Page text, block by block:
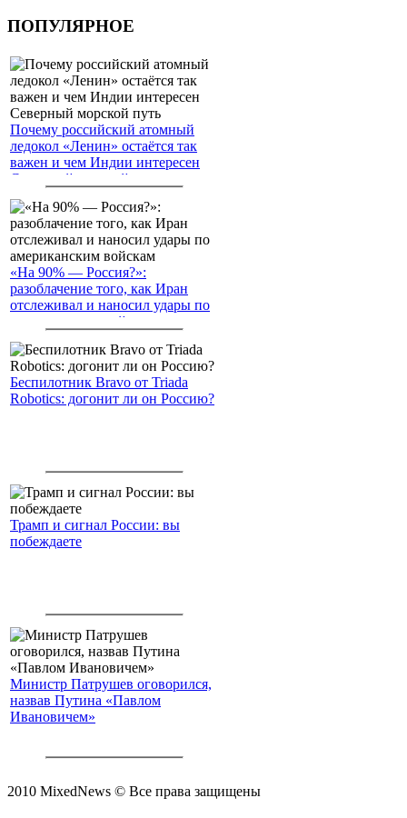
ПОПУЛЯРНОЕ
Почему российский атомный
ледокол «Ленин» остаётся так
важен и чем Индии интересен
Северный морской путь
«На 90% — Россия?»:
разоблачение того, как Иран
отслеживал и наносил удары по
американским войскам
Беспилотник Bravo от Triada
Robotics: догонит ли он Россию?
Трамп и сигнал России: вы
побеждаете
Министр Патрушев оговорился,
назвав Путина «Павлом
Ивановичем»
2010 MixedNews © Все права защищены